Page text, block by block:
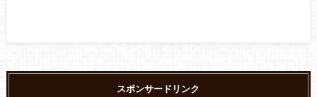
スポンサードリンク